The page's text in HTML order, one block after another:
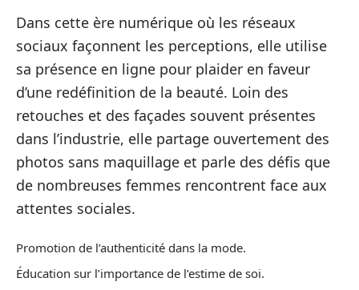
Dans cette ère numérique où les réseaux
sociaux façonnent les perceptions, elle utilise
sa présence en ligne pour plaider en faveur
d’une redéfinition de la beauté. Loin des
retouches et des façades souvent présentes
dans l’industrie, elle partage ouvertement des
photos sans maquillage et parle des défis que
de nombreuses femmes rencontrent face aux
attentes sociales.
Promotion de l’authenticité dans la mode.
Éducation sur l’importance de l’estime de soi.